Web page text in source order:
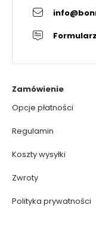
Zamówienie
Opcje płatności
Regulamin
Koszty wysyłki
Zwroty
Polityka prywatności